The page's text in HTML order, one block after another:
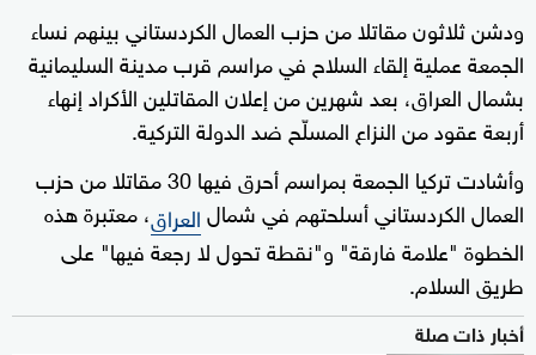
ودشن ثلاثون مقاتلا من حزب العمال الكردستاني بينهم نساء
الجمعة عملية إلقاء السلاح في مراسم قرب مدينة السليمانية
بشمال العراق، بعد شهرين من إعلان المقاتلين الأكراد إنهاء
أربعة عقود من النزاع المسلّح ضد الدولة التركية.
وأشادت تركيا الجمعة بمراسم أحرق فيها 30 مقاتلا من حزب
العمال الكردستاني أسلحتهم في شمالالعراق، معتبرة هذه
الخطوة "علامة فارقة" و"نقطة تحول لا رجعة فيها" على
طريق السلام.
أخبار ذات صلة